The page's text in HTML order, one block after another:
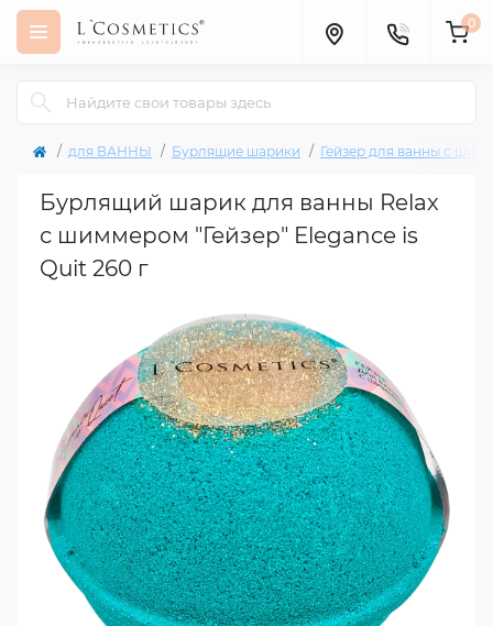
0
для ВАННЫ Бурлящие шарики Гейзер для ванны с
Бурлящий шарик для ванны Relax
с шиммером "Гейзер" Elegance is
Quit 260 г